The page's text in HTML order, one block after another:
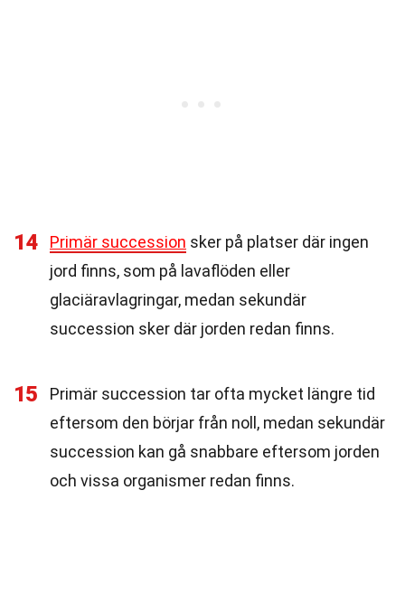
14 Primär succession sker på platser där ingen
jord finns, som på lavaflöden eller
glaciäravlagringar, medan sekundär
succession sker där jorden redan finns.
15
Primär succession tar ofta mycket längre tid
eftersom den börjar från noll, medan sekundär
succession kan gå snabbare eftersom jorden
och vissa organismer redan finns.